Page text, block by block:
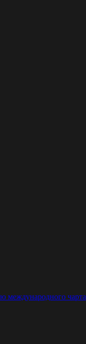
международного чарта